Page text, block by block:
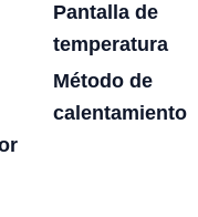
Pantalla de
temperatura
Método de
calentamiento